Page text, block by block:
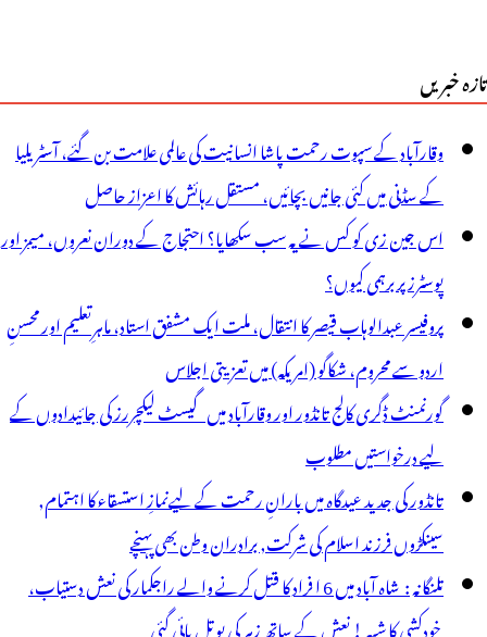
تازہ خبریں
وقارآباد کے سپوت رحمت پاشا انسانیت کی عالمی علامت بن گئے، آسٹریلیا
کے سڈنی میں کئی جانیں بچائیں، مستقل رہائش کا اعزاز حاصل
اس جین زی کو کس نے یہ سب سکھایا؟ احتجاج کے دوران نعروں، میمز اور
پوسٹرز پر برہمی کیوں؟
پروفیسر عبدالوہاب قیصر کا انتقال، ملت ایک مشفق استاد، ماہرِتعلیم اور محسنِ
اردو سے محروم، شکاگو (امریکہ) میں تعزیتی اجلاس
گورنمنٹ ڈگری کالج تانڈور اور وقارآباد میں گیسٹ لیکچررز کی جائیدادوں کے
لیے درخواستیں مطلوب
تانڈور کی جدید عیدگاہ میں بارانِ رحمت کے لیےنمازِ استسقاء کا اہتمام,
سینکڑوں فرزند اسلام کی شرکت, برادران وطن بھی پہنچے
تلنگانہ : شاہ آباد میں 6 ا فراد کا قتل کرنے والے راجکمار کی نعش دستیاب،
خودکشی کا شبہ ! نعش کے ساتھ زہر کی بوتل پائی گئی